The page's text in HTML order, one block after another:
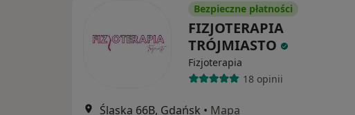
Bezpieczne płatności
FIZJOTERAPIA
TRÓJMIASTO
Fizjoterapia
18 opinii
Śląska 66B, Gdańsk • Mapa